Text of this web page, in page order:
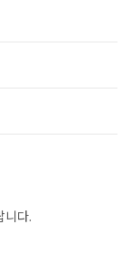
니다.